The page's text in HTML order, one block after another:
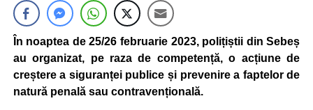
În noaptea de 25/26 februarie 2023, polițiștii din Sebeș
au organizat, pe raza de competență, o acțiune de
creștere a siguranței publice și prevenire a faptelor de
natură penală sau contravențională.